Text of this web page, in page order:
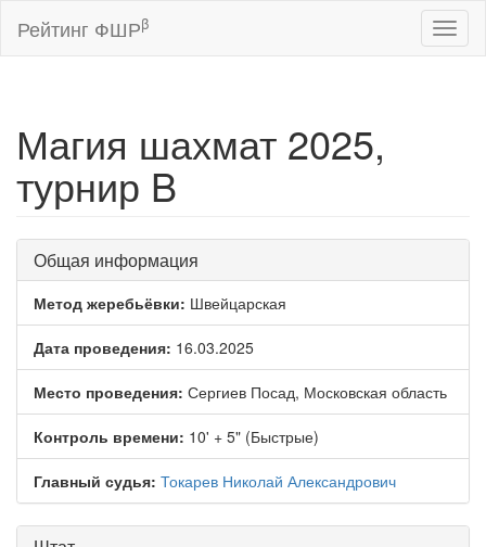
Рейтинг ФШРβ
Магия шахмат 2025,
турнир B
Общая информация
Метод жеребьёвки: Швейцарская
Дата проведения: 16.03.2025
Место проведения: Сергиев Посад, Московская область
Контроль времени: 10' + 5" (Быстрые)
Главный судья: Токарев Николай Александрович